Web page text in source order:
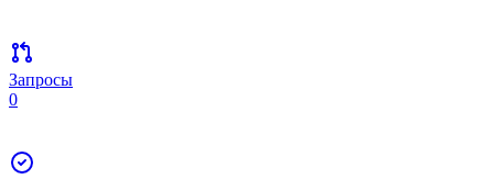
Запросы
0